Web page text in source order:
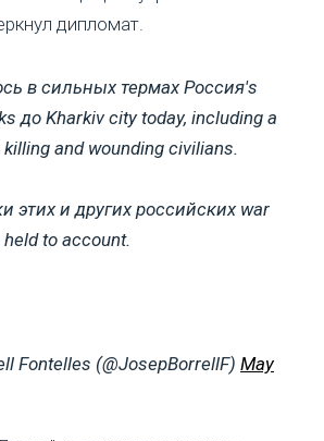
дипломат.
в сильных термах Россия's
до Kharkiv city today, including a
and wounding civilians.
этих и других российских war
to account.
Fontelles (@JosepBorrellF) May